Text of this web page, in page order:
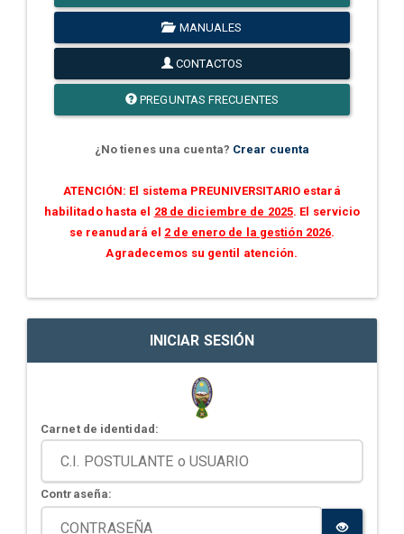
MANUALES
CONTACTOS
PREGUNTAS FRECUENTES
¿No tienes una cuenta? Crear cuenta
ATENCIÓN: El sistema PREUNIVERSITARIO estará
habilitado hasta el 28 de diciembre de 2025. El servicio
se reanudará el 2 de enero de la gestión 2026.
Agradecemos su gentil atención.
INICIAR SESIÓN
Carnet de identidad:
Contraseña: